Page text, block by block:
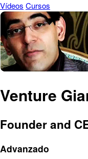
Vídeos Cursos
Venture
Founder and
Advanzado